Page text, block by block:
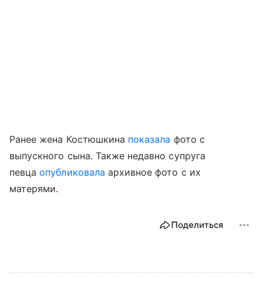
Ранее жена Костюшкина показала фото с
выпускного сына. Также недавно супруга
певцаопубликовала архивное фото с их
матерями.
Поделиться